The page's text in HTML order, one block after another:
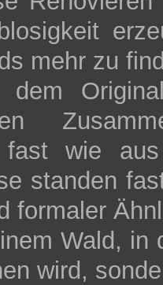
mehr zu
dem
fast wie
standen
formaler
Wald, in
wird,